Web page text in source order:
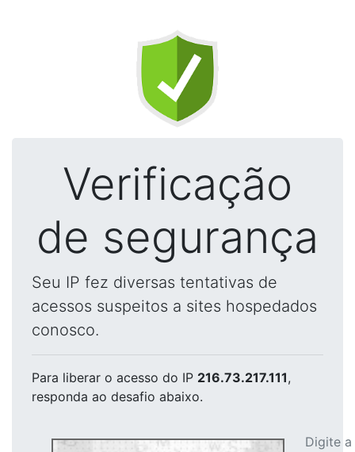
Verificação
de segurança
Seu IP fez diversas tentativas de
acessos suspeitos a sites hospedados
conosco.
Para liberar o acesso do IP 216.73.217.111,
responda ao desafio abaixo.
Digite